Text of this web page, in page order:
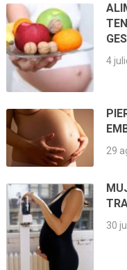
4
29
30